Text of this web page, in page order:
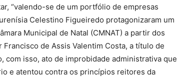
“valendo-se de um portfólio de empresas
Celestino Figueiredo protagonizaram um
Municipal de Natal (CMNAT) a partir dos
de Assis Valentim Costa, a título de
com isso, ato de improbidade administrativa que
e atentou contra os princípios reitores da